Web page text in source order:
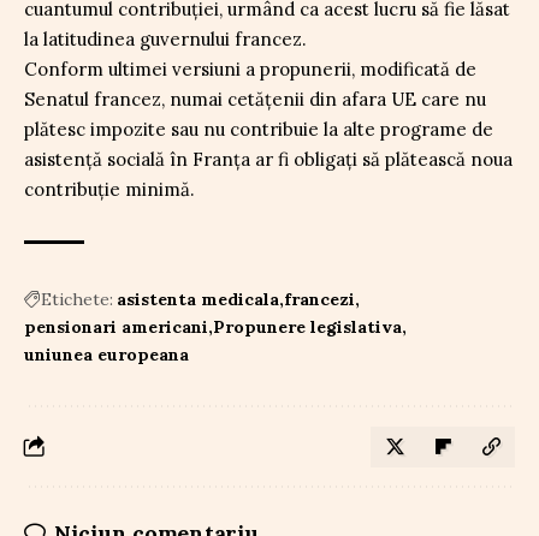
cuantumul contribuției, urmând ca acest lucru să fie lăsat
la latitudinea guvernului francez.
Conform ultimei versiuni a propunerii, modificată de
Senatul francez, numai cetățenii din afara UE care nu
plătesc impozite sau nu contribuie la alte programe de
asistență socială în Franța ar fi obligați să plătească noua
contribuție minimă.
Etichete: asistenta medicala francezi
pensionari americani Propunere legislativa
uniunea europeana